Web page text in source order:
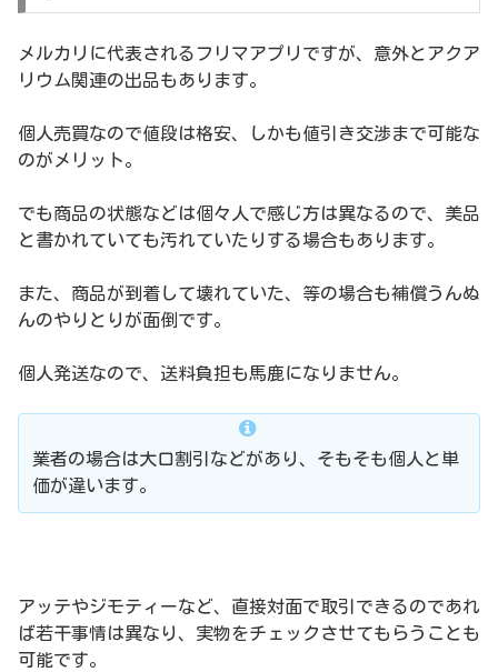
メルカリに代表されるフリマアプリですが、意外とアクア
リウム関連の出品もあります。
個人売買なので値段は格安、しかも値引き交渉まで可能な
のがメリット。
でも商品の状態などは個々人で感じ方は異なるので、美品
と書かれていても汚れていたりする場合もあります。
また、商品が到着して壊れていた、等の場合も補償うんぬ
んのやりとりが面倒です。
個人発送なので、送料負担も馬鹿になりません。
業者の場合は大口割引などがあり、そもそも個人と単
価が違います。
アッテやジモティーなど、直接対面で取引できるのであれ
ば若干事情は異なり、実物をチェックさせてもらうことも
可能です。